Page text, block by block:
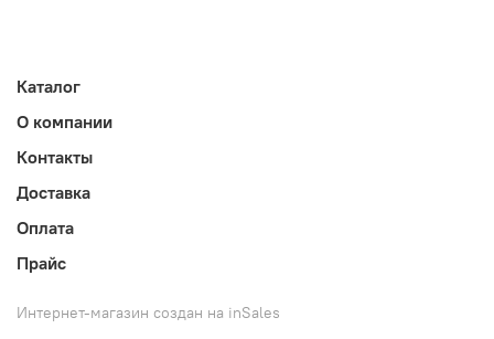
- Масса этого шкафа: 43 килограмма.
- Высота: 1680 миллиметров
Каталог
О компании
Контакты
Доставка
Оплата
Прайс
Интернет-магазин создан на inSales